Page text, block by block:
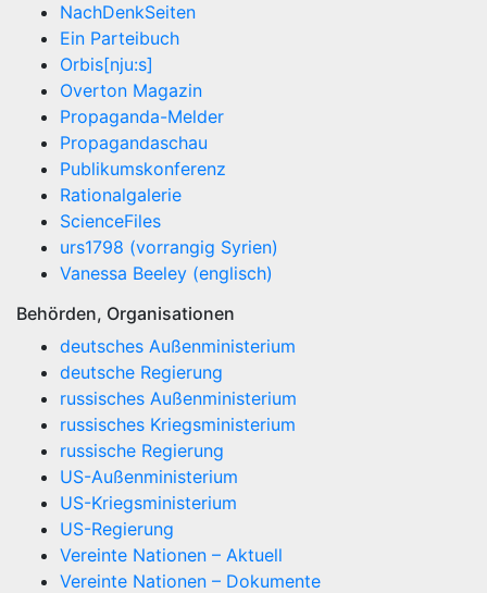
NachDenkSeiten
Ein Parteibuch
Orbis[nju:s]
Overton Magazin
Propaganda-Melder
Propagandaschau
Publikumskonferenz
Rationalgalerie
ScienceFiles
urs1798 (vorrangig Syrien)
Vanessa Beeley (englisch)
Behörden, Organisationen
deutsches Außenministerium
deutsche Regierung
russisches Außenministerium
russisches Kriegsministerium
russische Regierung
US-Außenministerium
US-Kriegsministerium
US-Regierung
Vereinte Nationen – Aktuell
Vereinte Nationen – Dokumente